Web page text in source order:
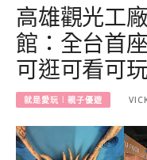
高雄觀光工
館：全台首
可逛可看可
就是愛玩︱親子優遊